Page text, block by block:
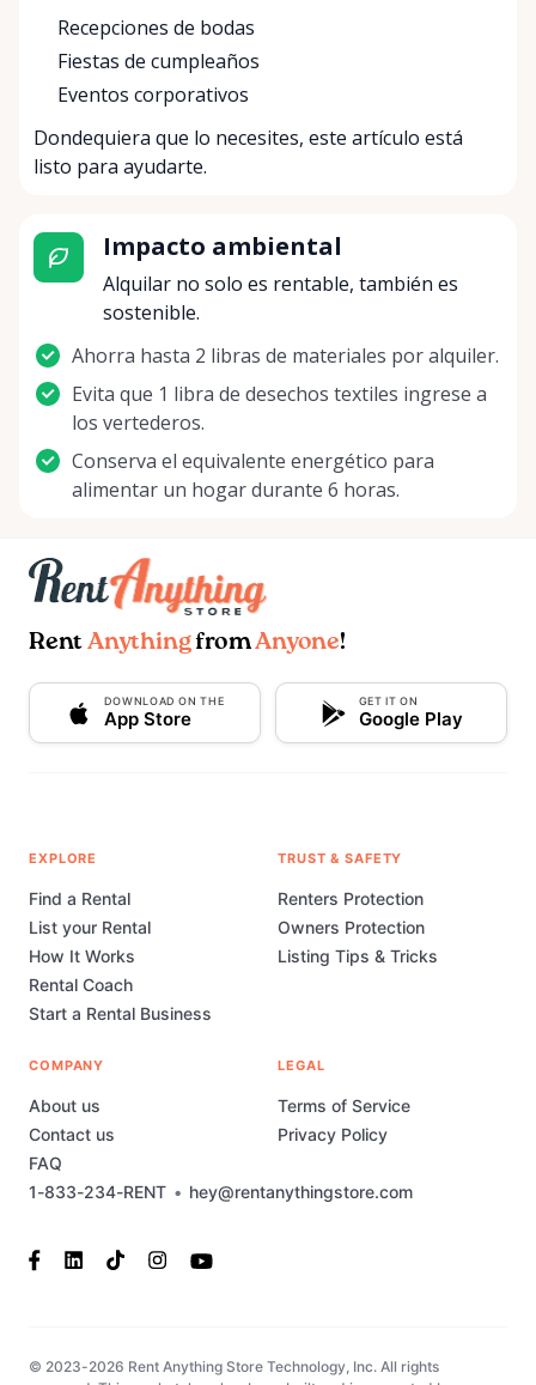
Recepciones de bodas
Fiestas de cumpleaños
Eventos corporativos
Dondequiera que lo necesites, este artículo está
listo para ayudarte.
Impacto ambiental
Alquilar no solo es rentable, también es
sostenible.
Ahorra hasta 2 libras de materiales por alquiler.
Evita que 1 libra de desechos textiles ingrese a
los vertederos.
Conserva el equivalente energético para
alimentar un hogar durante 6 horas.
Rent AnythingfromAnyone!
DOWNLOAD ON THE
App Store
GET IT ON
Google Play
1-833-234-RENT • hey@rentanythingstore.com
EXPLORE
Find a Rental
List your Rental
How It Works
Rental Coach
Start a Rental Business
TRUST & SAFETY
Renters Protection
Owners Protection
Listing Tips & Tricks
COMPANY
About us
Contact us
FAQ
LEGAL
Terms of Service
Privacy Policy
© 2023-2026 Rent Anything Store Technology, Inc. All rights